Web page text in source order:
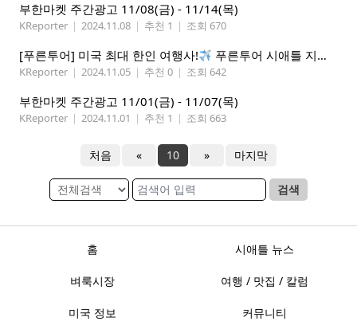
부한마켓 주간광고 11/08(금) - 11/14(목)
KReporter | 2024.11.08 | 추천 1 | 조회 670
[푸른투어] 미국 최대 한인 여행사! 푸른투어 시애틀 지점 오픈특가, 최대 300불 할인!
KReporter | 2024.11.05 | 추천 0 | 조회 642
부한마켓 주간광고 11/01(금) - 11/07(목)
KReporter | 2024.11.01 | 추천 1 | 조회 663
처음 « 10 » 마지막
검색
홈 시애틀 뉴스
벼룩시장 여행 / 맛집 / 칼럼
미국 정보 커뮤니티